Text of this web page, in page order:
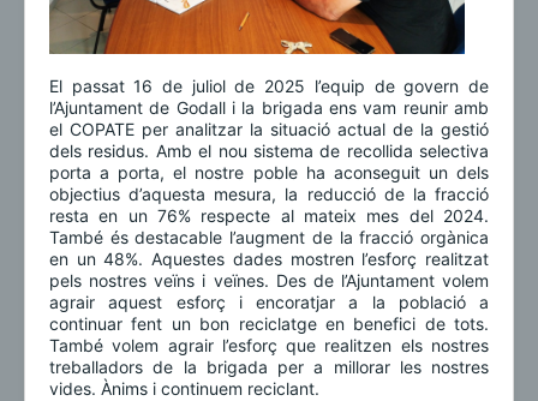
El passat 16 de juliol de 2025 l’equip de govern de
l’Ajuntament de Godall i la brigada ens vam reunir amb
el COPATE per analitzar la situació actual de la gestió
dels residus. Amb el nou sistema de recollida selectiva
porta a porta, el nostre poble ha aconseguit un dels
objectius d’aquesta mesura, la reducció de la fracció
resta en un 76% respecte al mateix mes del 2024.
També és destacable l’augment de la fracció orgànica
en un 48%. Aquestes dades mostren l’esforç realitzat
pels nostres veïns i veïnes. Des de l’Ajuntament volem
agrair aquest esforç i encoratjar a la població a
continuar fent un bon reciclatge en benefici de tots.
També volem agrair l’esforç que realitzen els nostres
treballadors de la brigada per a millorar les nostres
vides. Ànims i continuem reciclant.